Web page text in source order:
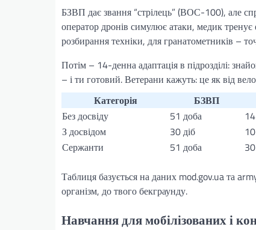
БЗВП дає звання “стрілець” (ВОС-100), але
оператор дронів симулює атаки, медик тренує
розбирання техніки, для гранатометників –
Потім – 14-денна адаптація в підрозділі:
– і ти готовий. Ветерани кажуть: це як від
Категорія
БЗВП
Без досвіду
51 доба
З досвідом
30 діб
Сержанти
51 доба
Таблиця базується на даних mod.gov.ua та
організм, до твого бекграунду.
Навчання для мобілізованих і